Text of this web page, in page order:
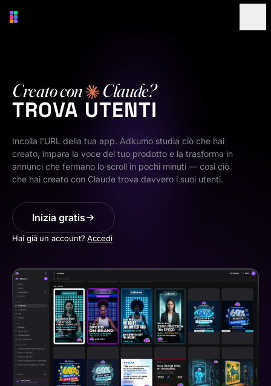
Creato con Claude?
TROVA UTENTI
Incolla l'URL della tua app. Adkumo studia ciò che hai
creato, impara la voce del tuo prodotto e la trasforma in
annunci che fermano lo scroll in pochi minuti — così ciò
che hai creato con Claude trova davvero i suoi utenti.
Inizia gratis
Hai già un account? Accedi